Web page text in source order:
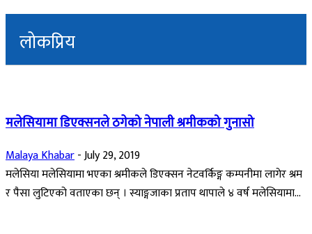
लोकप्रिय
मलेसियामा डिएक्सनले ठगेको नेपाली श्रमीकको गुनासो
Malaya Khabar-July 29, 2019
मलेसिया मलेसियामा भएका श्रमीकले डिएक्सन नेटवर्किङ्ग कम्पनीमा लागेर श्रम
र पैसा लुटिएको वताएका छन् । स्याङ्गजाका प्रताप थापाले ४ वर्ष मलेसियामा...